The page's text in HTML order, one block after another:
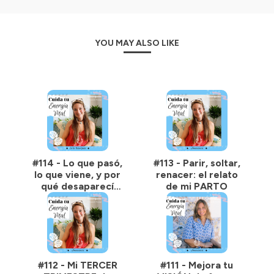
YOU MAY ALSO LIKE
#114 - Lo que pasó,
lo que viene, y por
qué desaparecí
tantos meses…
#113 - Parir, soltar,
renacer: el relato
de mi PARTO
#112 - Mi TERCER
#111 - Mejora tu